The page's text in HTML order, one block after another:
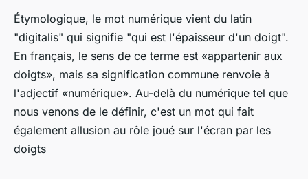
Étymologique, le mot numérique vient du latin
"digitalis" qui signifie "qui est l'épaisseur d'un doigt".
En français, le sens de ce terme est «appartenir aux
doigts», mais sa signification commune renvoie à
l'adjectif «numérique». Au-delà du numérique tel que
nous venons de le définir, c'est un mot qui fait
également allusion au rôle joué sur l'écran par les
doigts